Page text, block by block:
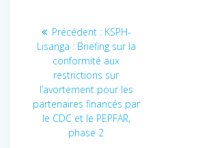
Navigation
l’article
Précédent : Article
précédent
:
KSPH-
Lisanga : Briefing sur la
conformité aux
restrictions sur
l’avortement pour les
partenaires financés par
le CDC et le PEPFAR,
phase 2